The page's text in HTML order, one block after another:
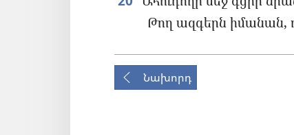
Թող ազգերն իմանան,
Նախորդ